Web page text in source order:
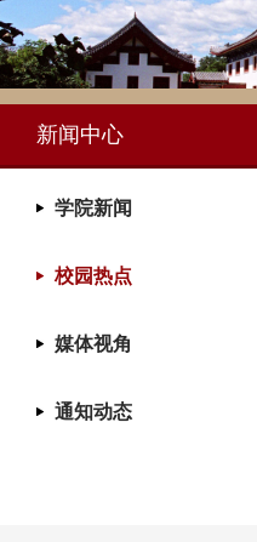
新闻中心
学院新闻
校园热点
媒体视角
通知动态